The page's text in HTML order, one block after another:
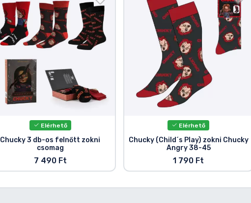
Elérhető
Chucky 3 db-os felnőtt zokni
csomag
7 490 Ft
Elérhető
Chucky (Child´s Play) zokni Chucky
Angry 38-45
1 790 Ft